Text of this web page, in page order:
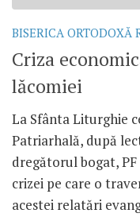
BISERICA ORTODOXĂ
Criza
lăcomiei
La Sfânta Liturghie
Patriarhală, după
dregătorul bogat,
crizei pe care o
acestei relatări